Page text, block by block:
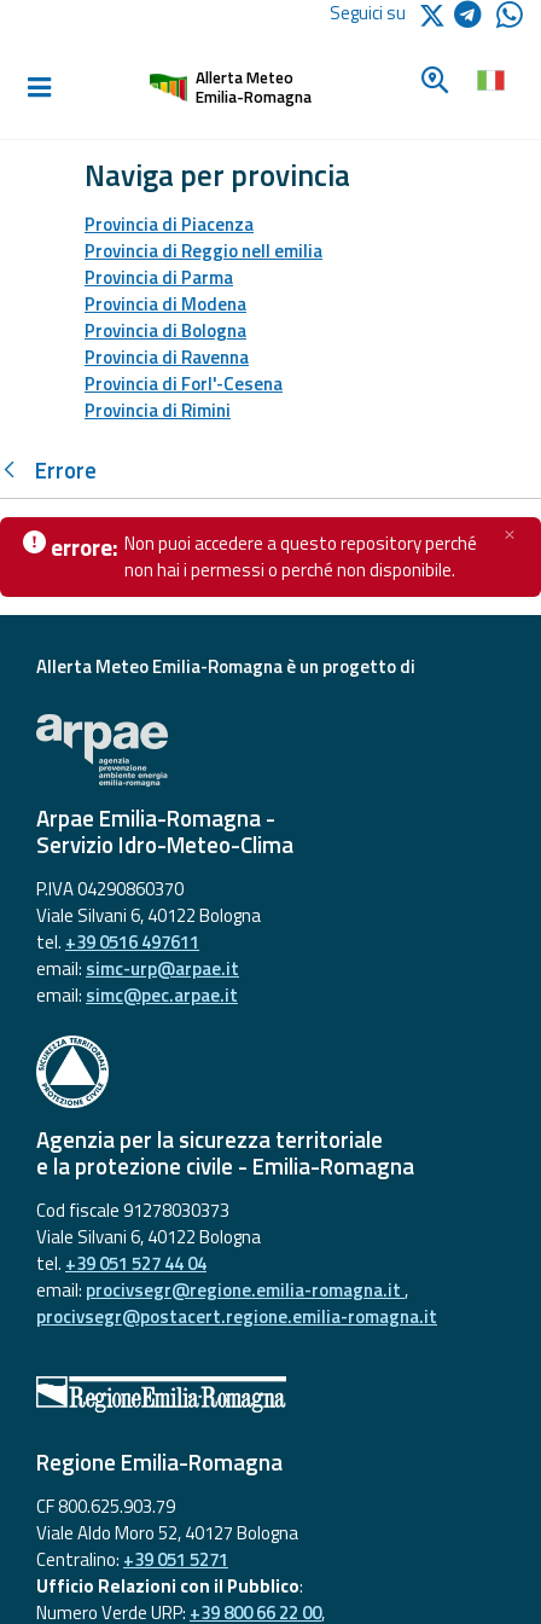
Informati e
Allerte E
Bollettini
Allerte e
Bollettini
Meteo
Allerte e
Valanghe
Monitoraggio
eventi
Previsioni e dati
Previsioni meteo e
Dati osservati
Radar meteo
Strumenti
Operativi
Report
Aggiornamenti
utili
Domande
frequenti
sviluppatori
Allerta
Emilia-
Romagna
Contatti
Seguici su
Allerta Meteo
Emilia-Romagna
Cerca un
Naviga per provincia
Provincia di Piacenza
Provincia di Reggio nell emilia
Provincia di Parma
Provincia di Modena
Provincia di Bologna
Provincia di Ravenna
Provincia di Forl'-Cesena
Provincia di Rimini
Errore
errore: Non puoi accedere a questo repository perché
non hai i permessi o perché non disponibile.
Allerta Meteo Emilia-Romagna è un progetto di
Arpae Emilia-Romagna -
Servizio Idro-Meteo-Clima
P.IVA 04290860370
Viale Silvani 6, 40122 Bologna
tel. +39 0516 497611
email: simc-urp@arpae.it
email: simc@pec.arpae.it
Agenzia per la sicurezza territoriale
e la protezione civile - Emilia-Romagna
Cod fiscale 91278030373
Viale Silvani 6, 40122 Bologna
tel. +39 051 527 44 04
email: procivsegr@regione.emilia-romagna.it,
procivsegr@postacert.regione.emilia-romagna.it
Regione Emilia-Romagna
CF 800.625.903.79
Viale Aldo Moro 52, 40127 Bologna
Centralino: +39 051 5271
Ufficio Relazioni con il Pubblico:
Numero Verde URP: +39 800 66 22 00,